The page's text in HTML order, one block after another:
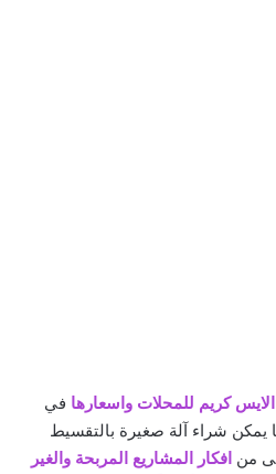
الايس كريم للمحلات واسعارها في
شراء آلة صغيرة بالتقسيط
من افكار المشاريع المربحة والغير